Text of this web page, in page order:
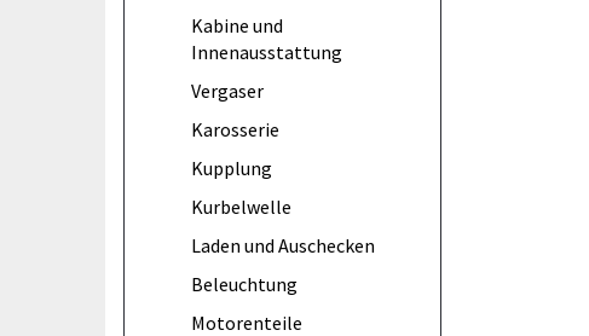
Kabine und
Innenausstattung
Vergaser
Karosserie
Kupplung
Kurbelwelle
Laden und Auschecken
Beleuchtung
Motorenteile